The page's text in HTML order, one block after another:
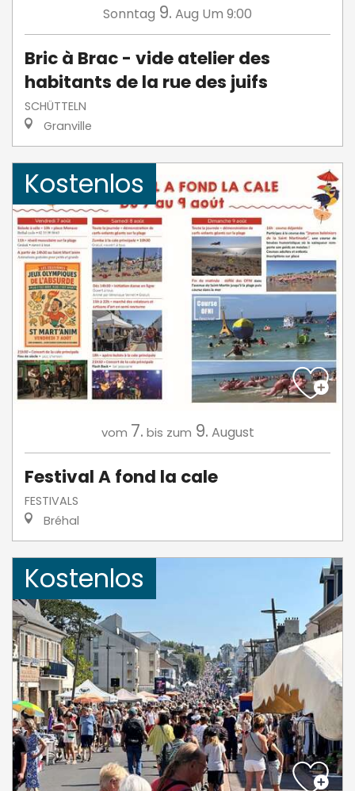
Sonntag 9. Aug Um 9:00
Bric à Brac - vide atelier des
habitants de la rue des juifs
SCHÜTTELN
Granville
Kostenlos
vom 7. bis zum 9. August
Festival A fond la cale
FESTIVALS
Bréhal
Kostenlos